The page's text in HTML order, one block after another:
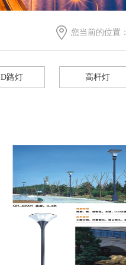
您当前的位置：
路灯 高杆灯